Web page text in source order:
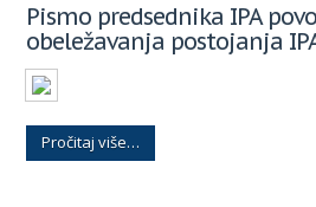
Pismo predsednika IPA
obeležavanja postojanja IPA
Pročitaj više…